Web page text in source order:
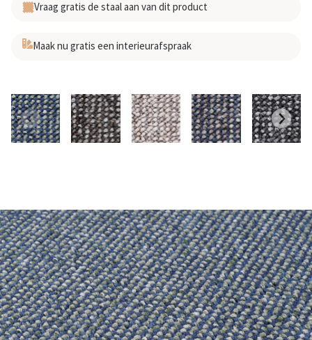
Vraag gratis de staal aan van dit product
Maak nu gratis een interieurafspraak